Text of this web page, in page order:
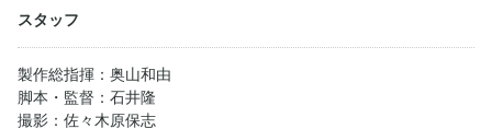
スタッフ
製作総指揮：奥山和由
脚本・監督：石井隆
撮影：佐々木原保志